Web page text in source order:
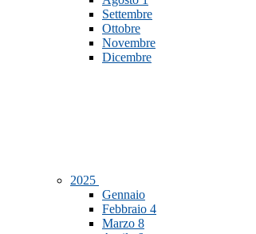
Settembre
Ottobre
Novembre
Dicembre
2025
Gennaio
Febbraio 4
Marzo 8